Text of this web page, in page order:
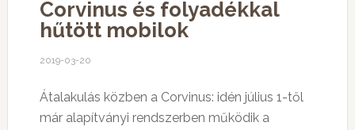
Corvinus és folyadékkal
hűtött mobilok
2019-03-20
Átalakulás közben a Corvinus: idén július 1-től
már alapítványi rendszerben működik a